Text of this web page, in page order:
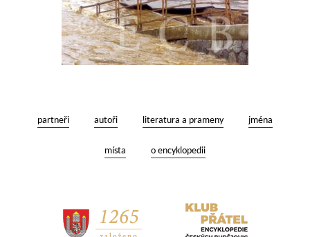
partneři autoři literatura a prameny jména
místa o encyklopedii